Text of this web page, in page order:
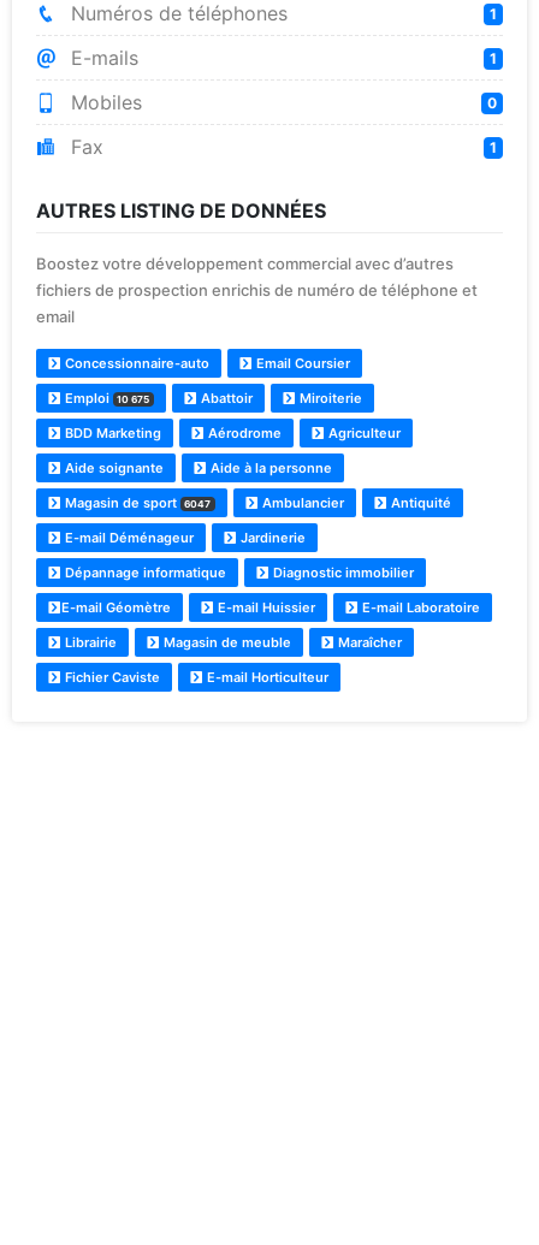
Numéros de téléphones 1
E-mails 1
Mobiles 0
Fax 1
AUTRES LISTING DE DONNÉES
Boostez votre développement commercial avec d’autres
fichiers de prospection enrichis de numéro de téléphone et
email
Concessionnaire-auto Email Coursier
Emploi 10 675 Abattoir Miroiterie
BDD Marketing Aérodrome Agriculteur
Aide soignante Aide à la personne
Magasin de sport 6047 Ambulancier Antiquité
E-mail Déménageur Jardinerie
Dépannage informatique Diagnostic immobilier
E-mail Géomètre E-mail Huissier E-mail Laboratoire
Librairie Magasin de meuble Maraîcher
Fichier Caviste E-mail Horticulteur